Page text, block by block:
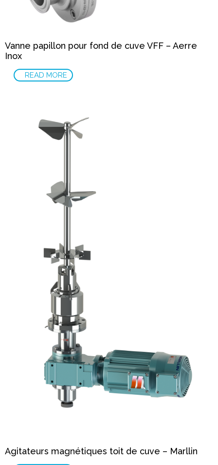
Vanne papillon pour fond de cuve VFF – Aerre
Inox
READ MORE
Agitateurs magnétiques toit de cuve – Marllin